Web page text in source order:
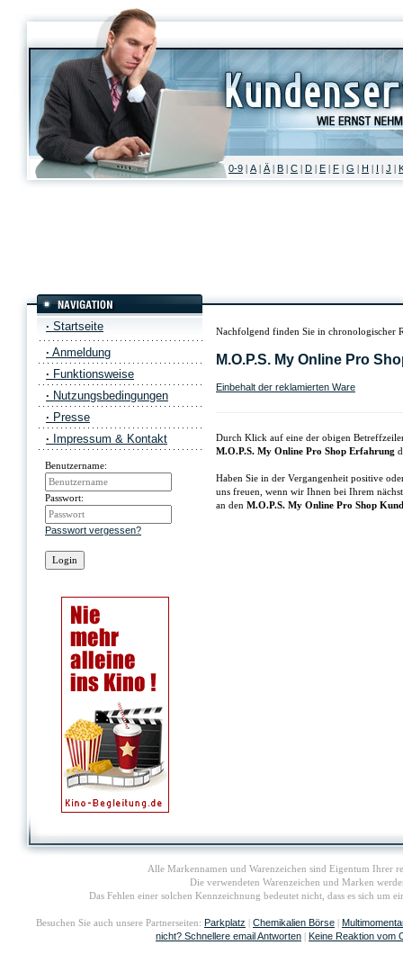
0-9 A Ä B C D E F G H I J
· Startseite
· Anmeldung
· Funktionsweise
· Nutzungsbedingungen
· Presse
· Impressum & Kontakt
Benutzername:
Passwort:
Passwort vergessen?
Nachfolgend finden Sie in chronologischer
M.O.P.S. My Online Pro
Einbehalt der reklamierten Ware
Durch Klick auf eine der obigen
M.O.P.S. My Online Pro Shop Erfahrung
Haben Sie in der Vergangenheit positive
uns freuen, wenn wir Ihnen bei Ihrem
an den M.O.P.S. My Online Pro Shop
Alle Markennamen und Warenzeichen sind Eigentum Ihrer
Die verwendeten Warenzeichen und Marken
Das Fehlen einer solchen Kennzeichnung bedeutet nicht, dass es sich um
Besuchen Sie auch unsere Partnerseiten: Parkplatz Chemikalien Börse
nicht? Schnellere email Antworten
Keine Reaktion vom